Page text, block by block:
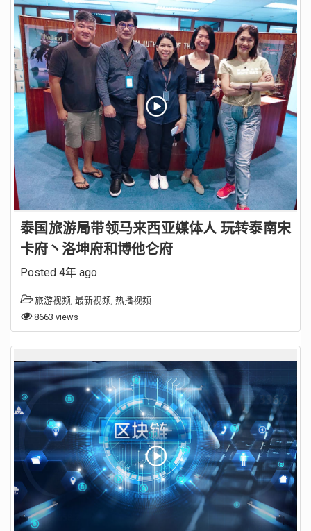
泰国旅游局带领马来西亚媒体人 玩转泰南宋
卡府丶洛坤府和博他仑府
Posted 4年 ago
旅游视频 最新视频 热播视频
8663 views